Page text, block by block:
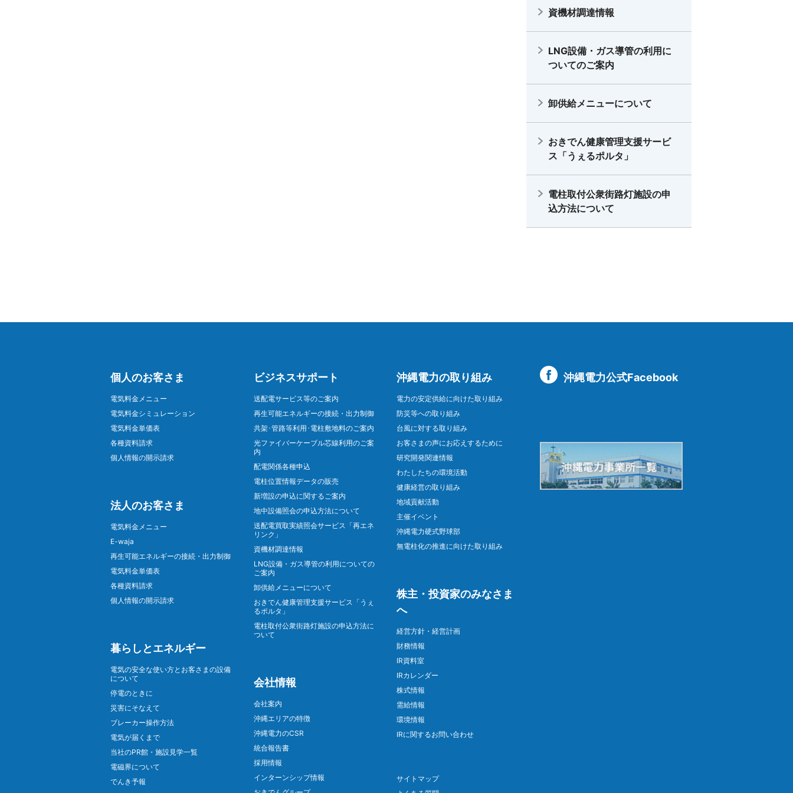
資機材調達情報
LNG設備・ガス導管の利用に
ついてのご案内
卸供給メニューについて
おきでん健康管理支援サービ
ス「うぇるポルタ」
電柱取付公衆街路灯施設の申
込方法について
個人のお客さま
電気料金メニュー
電気料金シミュレーション
電気料金単価表
各種資料請求
個人情報の開示請求
法人のお客さま
電気料金メニュー
E-waja
再生可能エネルギーの接続・出力制御
電気料金単価表
各種資料請求
個人情報の開示請求
暮らしとエネルギー
電気の安全な使い方とお客さまの設備
について
停電のときに
災害にそなえて
ブレーカー操作方法
電気が届くまで
当社のPR館・施設見学一覧
電磁界について
でんき予報
ビジネスサポート
送配電サービス等のご案内
再生可能エネルギーの接続・出力制御
共架･管路等利用･電柱敷地料のご案内
光ファイバーケーブル芯線利用のご案
内
配電関係各種申込
電柱位置情報データの販売
新増設の申込に関するご案内
地中設備照会の申込方法について
送配電買取実績照会サービス「再エネ
リンク」
資機材調達情報
LNG設備・ガス導管の利用についての
ご案内
卸供給メニューについて
おきでん健康管理支援サービス「うぇ
るポルタ」
電柱取付公衆街路灯施設の申込方法に
ついて
会社情報
会社案内
沖縄エリアの特徴
沖縄電力のCSR
統合報告書
採用情報
インターンシップ情報
沖縄電力の取り組み
電力の安定供給に向けた取り組み
防災等への取り組み
台風に対する取り組み
お客さまの声にお応えするために
研究開発関連情報
わたしたちの環境活動
健康経営の取り組み
地域貢献活動
主催イベント
沖縄電力硬式野球部
無電柱化の推進に向けた取り組み
株主・投資家のみなさま
へ
経営方針・経営計画
財務情報
IR資料室
IRカレンダー
株式情報
需給情報
環境情報
IRに関するお問い合わせ
サイトマップ
沖縄電力公式Facebook